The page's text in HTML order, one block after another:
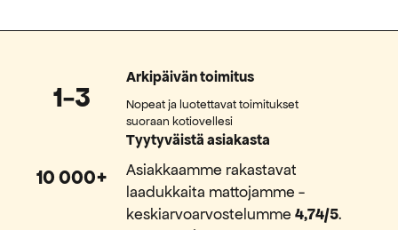
1-3
Arkipäivän toimitus
Nopeat ja luotettavat toimitukset
suoraan kotiovellesi
10 000+
Tyytyväistä asiakasta
Asiakkaamme rakastavat
laadukkaita mattojamme -
keskiarvoarvostelumme4,74/5.